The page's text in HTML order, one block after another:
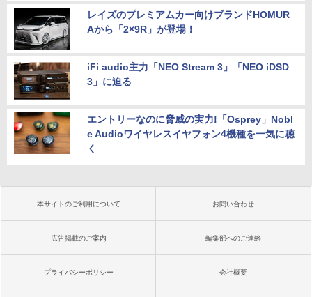
レイズのプレミアムカー向けブランドHOMUR
Aから「2×9R」が登場！
iFi audio主力「NEO Stream 3」「NEO iDSD
3」に迫る
エントリーなのに脅威の実力!「Osprey」Nobl
e Audioワイヤレスイヤフォン4機種を一気に聴
く
本サイトのご利用について お問い合わせ
広告掲載のご案内 編集部へのご連絡
プライバシーポリシー 会社概要